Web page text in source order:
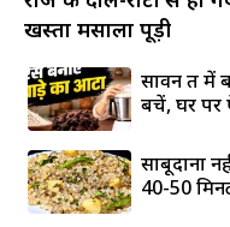
खस्ता मसाला पूड़ी
सावन व्रत
बचें, घर पर
साबूदाना
40-50